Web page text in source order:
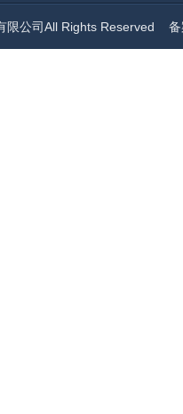
限公司All Rights Reserved